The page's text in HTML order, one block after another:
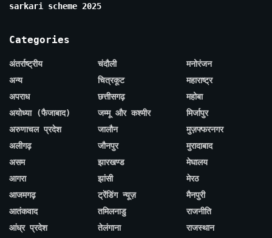
sarkari scheme 2025
Categories
अंतर्राष्ट्रीय
अन्य
अपराध
अयोध्या (फैजाबाद)
अरुणाचल प्रदेश
अलीगढ़
असम
आगरा
आजमगढ़
आतंकवाद
आंध्र प्रदेश
चंदौली
चित्रकूट
छत्तीसगढ़
जम्मू और कश्मीर
जालौन
जौनपुर
झारखण्ड
झांसी
ट्रेंडिंग न्यूज़
तमिलनाडु
तेलंगाना
मनोरंजन
महाराष्ट्र
महोबा
मिर्जापुर
मुज़फ्फरनगर
मुरादाबाद
मेघालय
मेरठ
मैनपुरी
राजनीति
राजस्थान